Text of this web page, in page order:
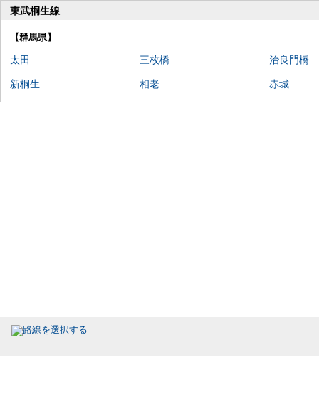
東武桐生線
【群馬県】
太田 三枚橋 治良門橋
新桐生 相老 赤城